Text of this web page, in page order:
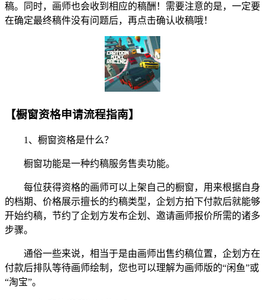
稿。同时，画师也会收到相应的稿酬！需要注意的是，一定要
在确定最终稿件没有问题后，再点击确认收稿哦！
【橱窗资格申请流程指南】
1、橱窗资格是什么？
橱窗功能是一种约稿服务售卖功能。
每位获得资格的画师可以上架自己的橱窗，用来根据自身
的档期、价格展示擅长的约稿类型，企划方拍下付款后就能够
开始约稿，节约了企划方发布企划、邀请画师报价所需的诸多
步骤。
通俗一些来说，相当于是由画师出售约稿位置，企划方在
付款后排队等待画师绘制，您也可以理解为画师版的“闲鱼”或
“淘宝”。